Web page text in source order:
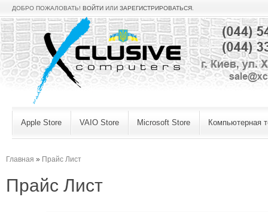
ДОБРО ПОЖАЛОВАТЬ! ВОЙТИ ИЛИ ЗАРЕГИСТРИРОВАТЬСЯ
Apple Store VAIO Store Microsoft Store Компьютерная
Главная » Прайс Лист
Прайс Лист